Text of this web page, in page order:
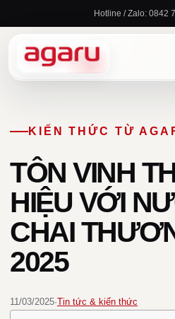
nội
Hotline / Zalo: 0842
KIẾN THỨC TỪ
TÔN VINH
HIỆU VỚI
CHAI
2025
11/03/2025·Tin tức & kiến thức